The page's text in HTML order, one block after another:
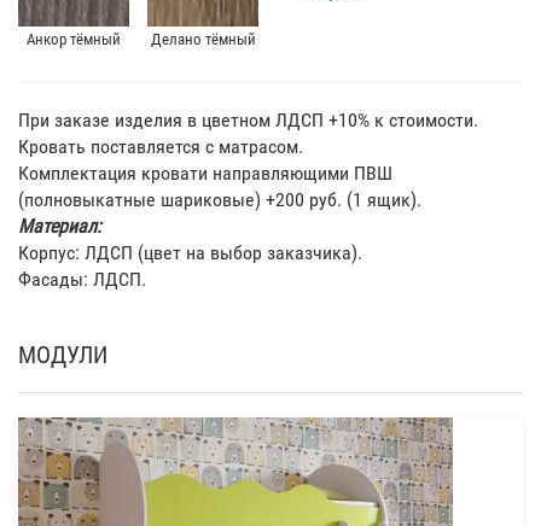
Анкор тёмный Делано тёмный
При заказе изделия в цветном ЛДСП +10% к стоимости.
Кровать поставляется с матрасом.
Комплектация кровати направляющими ПВШ
(полновыкатные шариковые) +200 руб. (1 ящик).
Материал:
Корпус: ЛДСП (цвет на выбор заказчика).
Фасады: ЛДСП.
МОДУЛИ